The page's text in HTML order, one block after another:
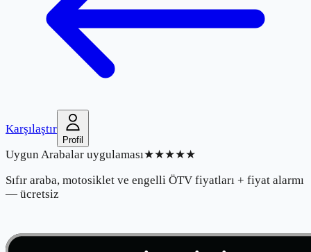
Karşılaştır
Profil
Uygun Arabalar uygulaması★★★★★
Sıfır araba, motosiklet ve engelli ÖTV fiyatları + fiyat alarmı
— ücretsiz